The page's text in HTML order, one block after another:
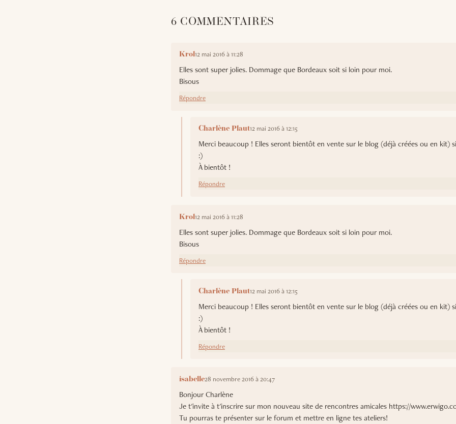
6 COMMENTAIRES
Krol12 mai 2016 à 11:28
Elles sont super jolies. Dommage que Bordeaux soit si loin pour moi.
Bisous
Répondre
Charlène Plaut12 mai 2016 à 12:15
Merci beaucoup ! Elles seront bientôt en vente sur le blog (déjà créées ou en kit)
:)
À bientôt !
Répondre
Krol12 mai 2016 à 11:28
Elles sont super jolies. Dommage que Bordeaux soit si loin pour moi.
Bisous
Répondre
Charlène Plaut12 mai 2016 à 12:15
Merci beaucoup ! Elles seront bientôt en vente sur le blog (déjà créées ou en kit)
:)
À bientôt !
Répondre
isabelle28 novembre 2016 à 20:47
Bonjour Charlène
Je t'invite à t'inscrire sur mon nouveau site de rencontres amicales https://
Tu pourras te présenter sur le forum et mettre en ligne tes ateliers!